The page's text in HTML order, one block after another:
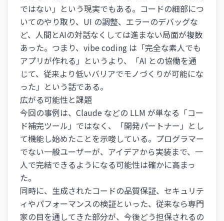
ではない」という現実でもある。コードの細部につ
いてのやり取り、UI の調整、エラーのデバッグな
ど、人間とAIの対話なくしては進まない局面が複数
あった。つまり、vibe coding は「完全な素人でも
アプリが作れる」というより、「AI との協働を通
じて、従来より低いバリアでモノづくりが可能にな
った」という話である。
広がる可能性と課題
今回の事例は、Claude などの LLM が単なる「コー
ド補完ツール」ではなく、「開発パートナー」とし
て機能し始めたことを示唆している。プログラマー
でない一般ユーザーが、アイデアから実装まで、一
人で完結できるようになる可能性は確かに高まっ
た。
同時に、生成されたコードの品質保証、セキュリテ
ィやパフォーマンスの検証といった、従来なら専門
家の目を通してきた部分が、今後どう担保されるの